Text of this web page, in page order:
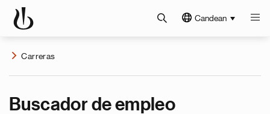
Candean
Carreras
Buscador de empleo